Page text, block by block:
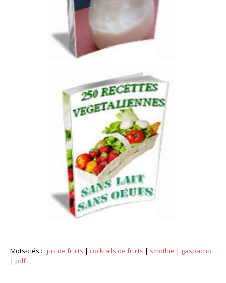
Mots-clés : jus de fruits | cocktails de fruits | smothie | gaspacho
| pdf